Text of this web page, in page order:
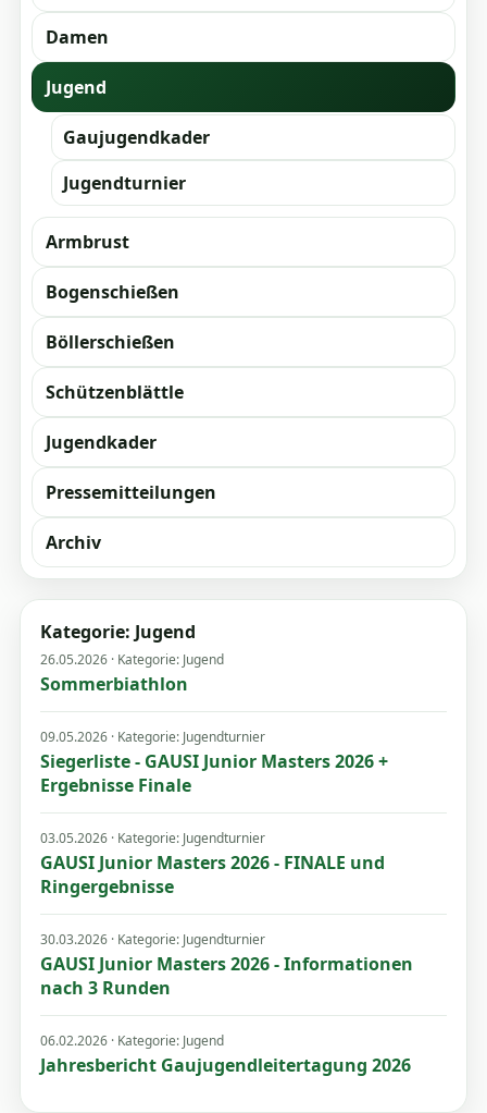
Damen
Jugend
Gaujugendkader
Jugendturnier
Armbrust
Bogenschießen
Böllerschießen
Schützenblättle
Jugendkader
Pressemitteilungen
Archiv
Kategorie: Jugend
26.05.2026 · Kategorie: Jugend
Sommerbiathlon
09.05.2026 · Kategorie: Jugendturnier
Siegerliste - GAUSI Junior Masters 2026 +
Ergebnisse Finale
03.05.2026 · Kategorie: Jugendturnier
GAUSI Junior Masters 2026 - FINALE und
Ringergebnisse
30.03.2026 · Kategorie: Jugendturnier
GAUSI Junior Masters 2026 - Informationen
nach 3 Runden
06.02.2026 · Kategorie: Jugend
Jahresbericht Gaujugendleitertagung 2026